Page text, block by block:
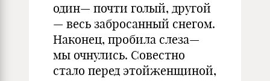
один— почти голый, другой
— весь забросанный снегом.
Наконец, пробила слеза—
мы очнулись. Со­вестно
стало перед этойженщиной,